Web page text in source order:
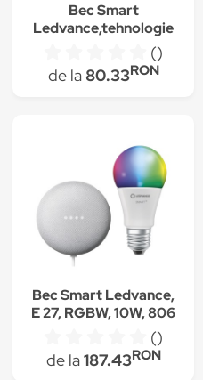
Bec Smart
Ledvance,tehnologie
ZigBee, GU 10, 40W,
350 lm, 2700K,
dimabil, compatibil
()
de la 80.33RON
Bec Smart Ledvance,
E 27, RGBW, 10W, 806
lm, 2700-6500K
()
de la187.43RON